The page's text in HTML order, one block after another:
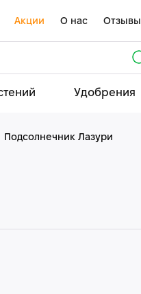
Акции О нас Отзывы
Удобрения
Подсолнечник Лазури